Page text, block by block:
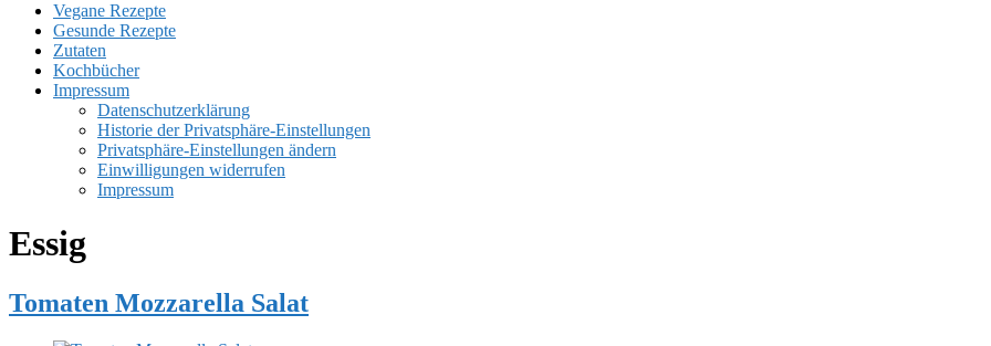
Vegane Rezepte
Gesunde Rezepte
Zutaten
Kochbücher
Impressum
Datenschutzerklärung
Historie der Privatsphäre-Einstellungen
Privatsphäre-Einstellungen ändern
Einwilligungen widerrufen
Impressum
Essig
Tomaten Mozzarella Salat